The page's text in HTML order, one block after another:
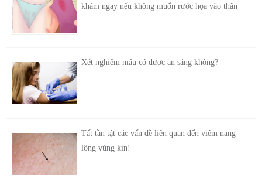
khám ngay nếu không muốn rước họa vào thân
Xét nghiệm máu có được ăn sáng không?
Tất tần tật các vấn đề liên quan đến viêm nang
lông vùng kín!